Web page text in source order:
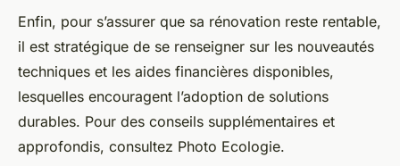
Enfin, pour s’assurer que sa rénovation reste rentable,
il est stratégique de se renseigner sur les nouveautés
techniques et les aides financières disponibles,
lesquelles encouragent l’adoption de solutions
durables. Pour des conseils supplémentaires et
approfondis, consultez Photo Ecologie.